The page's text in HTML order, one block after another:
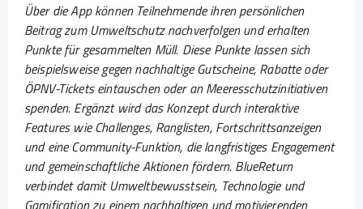
Über die App können Teilnehmende ihren persönlichen
Beitrag zum Umweltschutz nachverfolgen und erhalten
Punkte für gesammelten Müll. Diese Punkte lassen sich
beispielsweise gegen nachhaltige Gutscheine, Rabatte oder
ÖPNV-Tickets eintauschen oder an Meeresschutzinitiativen
spenden. Ergänzt wird das Konzept durch interaktive
Features wie Challenges, Ranglisten, Fortschrittsanzeigen
und eine Community-Funktion, die langfristiges Engagement
und gemeinschaftliche Aktionen fördern. BlueReturn
verbindet damit Umweltbewusstsein, Technologie und
Gamification zu einem nachhaltigen und motivierenden